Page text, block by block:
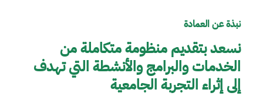
نبذة عن العمادة
نسعد بتقديم منظومة متكاملة من
الخدمات والبرامج والأنشطة التي تهدف
إلى إثراء التجربة الجامعية